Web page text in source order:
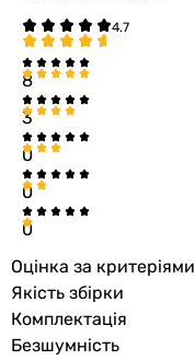
8
3
0
0
0
Оцінка за критеріями
Якість збірки
Комплектація
Безшумність